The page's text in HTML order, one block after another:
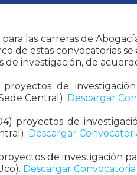
para las carreras de
de estas convocatorias
de investigación, de
proyectos de
Central). Descargar
proyectos de
Descargar
de investigación
Descargar